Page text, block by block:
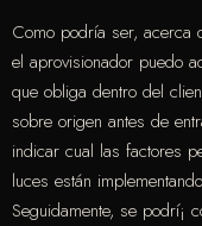
Como podrí­a ser, acerca
el aprovisionador puedo
que obliga dentro del
sobre origen antes de
indicar cual las factores
luces están
Seguidamente, se podrí¡